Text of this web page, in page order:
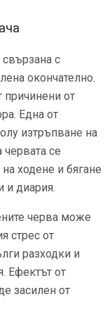
с
окончателно.
причинени от
Една от
изтръпване на
червата се
ходене и бягане
и диария.
черва може
стрес от
разходки и
Ефектът от
засилен от